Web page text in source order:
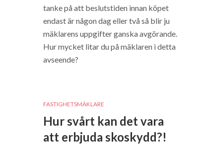
tanke på att beslutstiden innan köpet
endast är någon dag eller två så blir ju
mäklarens uppgifter ganska avgörande.
Hur mycket litar du på mäklaren i detta
avseende?
FASTIGHETSMÄKLARE
Hur svårt kan det vara
att erbjuda skoskydd?!